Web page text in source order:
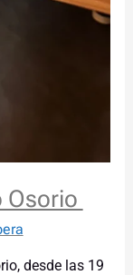
Osorio
desde las 19